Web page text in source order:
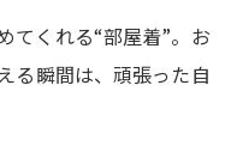
てくれる“部屋着”。お
る瞬間は、頑張った自